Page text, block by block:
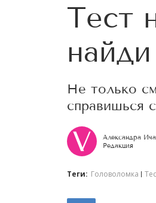
Тест
Не только
справишься
Александра
Редакция
Теги: Головоломка